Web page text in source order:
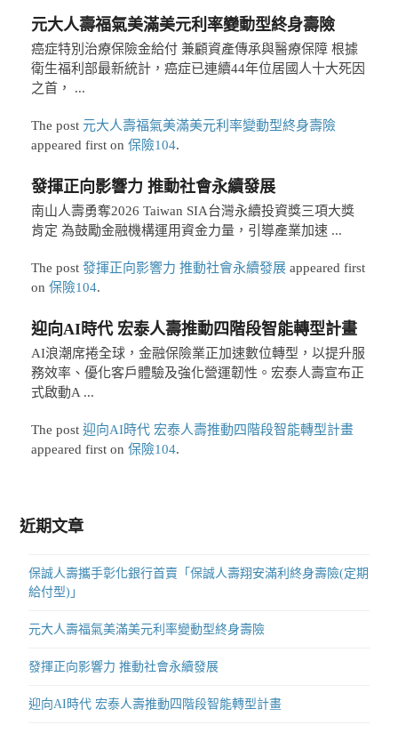
元大人壽福氣美滿美元利率變動型終身壽險
癌症特別治療保險金給付 兼顧資產傳承與醫療保障 根據
衛生福利部最新統計，癌症已連續44年位居國人十大死因
之首， ...
The post 元大人壽福氣美滿美元利率變動型終身壽險
appeared first on 保險104.
發揮正向影響力 推動社會永續發展
南山人壽勇奪2026 Taiwan SIA台灣永續投資獎三項大獎
肯定 為鼓勵金融機構運用資金力量，引導產業加速 ...
The post 發揮正向影響力 推動社會永續發展appeared first
on 保險104.
迎向AI時代 宏泰人壽推動四階段智能轉型計畫
AI浪潮席捲全球，金融保險業正加速數位轉型，以提升服
務效率、優化客戶體驗及強化營運韌性。宏泰人壽宣布正
式啟動A ...
The post 迎向AI時代 宏泰人壽推動四階段智能轉型計畫
appeared first on 保險104.
近期文章
保誠人壽攜手彰化銀行首賣「保誠人壽翔安滿利終身壽險(定期
給付型)」
元大人壽福氣美滿美元利率變動型終身壽險
發揮正向影響力 推動社會永續發展
迎向AI時代 宏泰人壽推動四階段智能轉型計畫